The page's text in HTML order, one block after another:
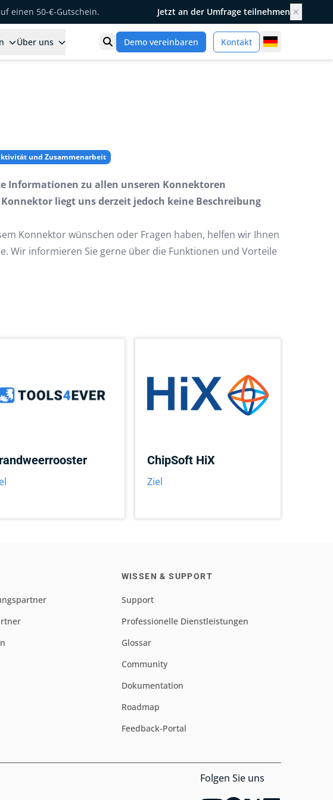
einen 50-€-Gutschein. Jetzt an der Umfrage teilnehmen ✕
Über uns Suche öffnen
Demo vereinbaren Kontakt Germany
und Zusammenarbeit
Informationen zu allen unseren Konnektoren
liegt uns derzeit jedoch keine Beschreibung
Konnektor wünschen oder Fragen haben, helfen wir Ihnen
Wir informieren Sie gerne über die Funktionen und Vorteile
ChipSoft HiX
Ziel
WISSEN & SUPPORT
Support
Professionelle Dienstleistungen
Glossar
Community
Dokumentation
Roadmap
Feedback-Portal
Folgen Sie uns